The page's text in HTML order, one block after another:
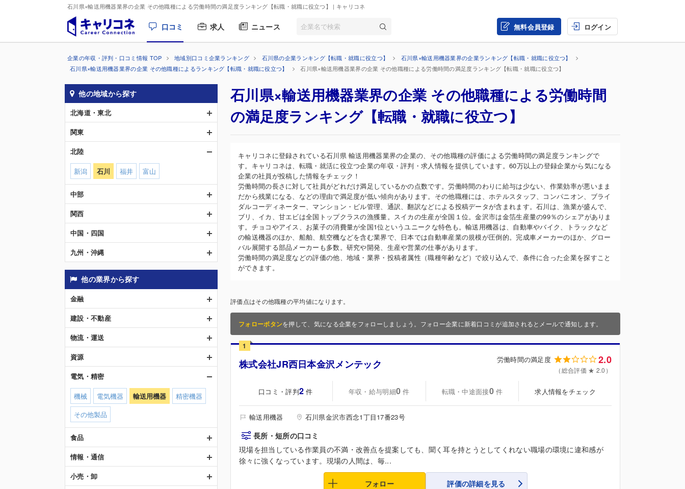
石川県×輸送用機器業界の企業 その他職種による労働時間の満足度ランキング【転職・就職に役立つ】 | キャリコネ
口コミ 求人 ニュース 無料会員登録 ログイン
企業の年収・評判・口コミ情報 TOP 地域別口コミ企業ランキング 石川県の企業ランキング【転職・就職に役立つ】
石川県×輸送用機器業界の企業ランキング【転職・就職に役立つ】
石川県×輸送用機器業界の企業 その他職種によるランキング【転職・就職に役立つ】
石川県×輸送用機器業界の企業 その他職種による労働時間の満足度ランキング【転職・就職に役立つ】
石川県×輸送用機器業界の企業 その他職種による労働時間
の満足度ランキング【転職・就職に役立つ】
キャリコネに登録されている石川県 輸送用機器業界の企業の、その他職種の評価による労働時間の満足度ランキングで
す。キャリコネは、転職・就活に役立つ企業の年収・評判・求人情報を提供しています。60万以上の登録企業から気になる
企業の社員が投稿した情報をチェック！
労働時間の長さに対して社員がどれだけ満足しているかの点数です。労働時間のわりに給与は少ない、作業効率が悪いまま
だから残業になる、などの理由で満足度が低い傾向があります。その他職種には、ホテルスタッフ、コンパニオン、ブライ
ダルコーディネーター、マンション・ビル管理、通訳、翻訳などによる投稿データが含まれます。石川は、漁業が盛んで、
ブリ、イカ、甘エビは全国トップクラスの漁獲量。スイカの生産が全国１位。金沢市は金箔生産量の99％のシェアがありま
す。チョコやアイス、お菓子の消費量が全国1位というユニークな特色も。輸送用機器は、自動車やバイク、トラックなど
の輸送機器のほか、船舶、航空機などを含む業界で、日本では自動車産業の規模が圧倒的。完成車メーカーのほか、グロー
バル展開する部品メーカーも多数。研究や開発、生産や営業の仕事があります。
労働時間の満足度などの評価の他、地域・業界・投稿者属性（職種年齢など）で絞り込んで、条件に合った企業を探すこと
ができます。
評価点はその他職種の平均値になります。
フォローボタンを押して、気になる企業をフォローしましょう。フォロー企業に新着口コミが追加されるとメールで通知します。
1
株式会社JR西日本金沢メンテック 労働時間の満足度 2.0
（総合評価 ★ 2.0）
口コミ・評判2 件 年収・給与明細0 件 転職・中途面接0 件 求人情報をチェック
輸送用機器 石川県金沢市西念1丁目17番23号
長所・短所の口コミ
現場を担当している作業員の不満・改善点を提案しても、聞く耳を持とうとしてくれない職場の環境に違和感が
徐々に強くなっています。現場の人間は、毎...
フォロー 評価の詳細を見る
他の地域から探す
北海道・東北
関東
北陸
新潟 石川 福井 富山
中部
関西
中国・四国
九州・沖縄
他の業界から探す
金融
建設・不動産
物流・運送
資源
電気・精密
機械 電気機器 輸送用機器
精密機器
その他製品
食品
情報・通信
小売・卸